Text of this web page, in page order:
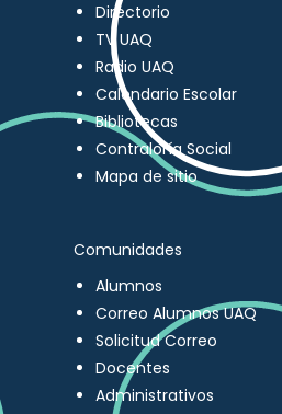
Directorio
TV UAQ
Radio UAQ
Calendario Escolar
Bibliotecas
Contraloría Social
Mapa de sitio
Comunidades
Alumnos
Correo Alumnos UAQ
Solicitud Correo
Docentes
Administrativos